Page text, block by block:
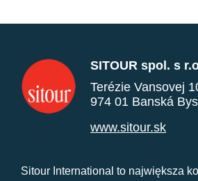
SITOUR spol. s
Terézie Vansovej
974 01 Banská
www.sitour.sk
Sitour International to największa